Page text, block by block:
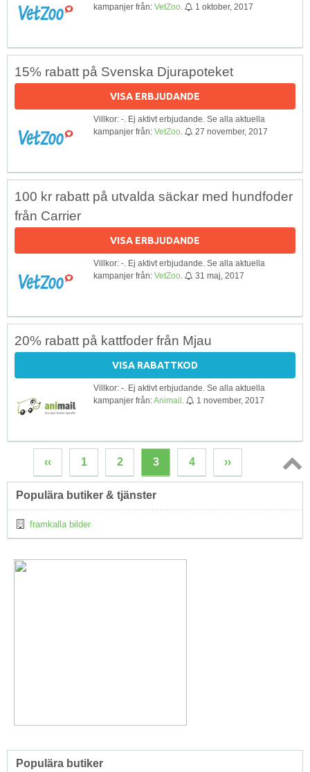
kampanjer från: VetZoo 1 oktober, 2017
15% rabatt på Svenska Djurapoteket
VISA ERBJUDANDE
Villkor: -. Ej aktivt erbjudande. Se alla aktuella
kampanjer från: VetZoo 27 november, 2017
100 kr rabatt på utvalda säckar med hundfoder
från Carrier
VISA ERBJUDANDE
Villkor: -. Ej aktivt erbjudande. Se alla aktuella
kampanjer från: VetZoo 31 maj, 2017
20% rabatt på kattfoder från Mjau
VISA RABATTKOD
Villkor: -. Ej aktivt erbjudande. Se alla aktuella
kampanjer från:Animail 1 november, 2017
‹‹ 1 2 3 4 ››
Topp
Populära butiker & tjänster
framkalla bilder
Populära butiker